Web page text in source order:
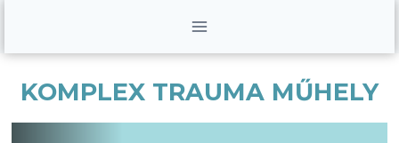
KOMPLEX TRAUMA MŰHELY